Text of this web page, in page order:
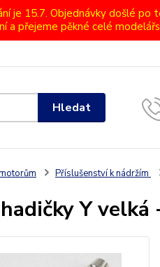
je 15.7. Objednávky došlé
a přejeme pěkné celé
Hledat
Příslušenství k nádržím
Y velká